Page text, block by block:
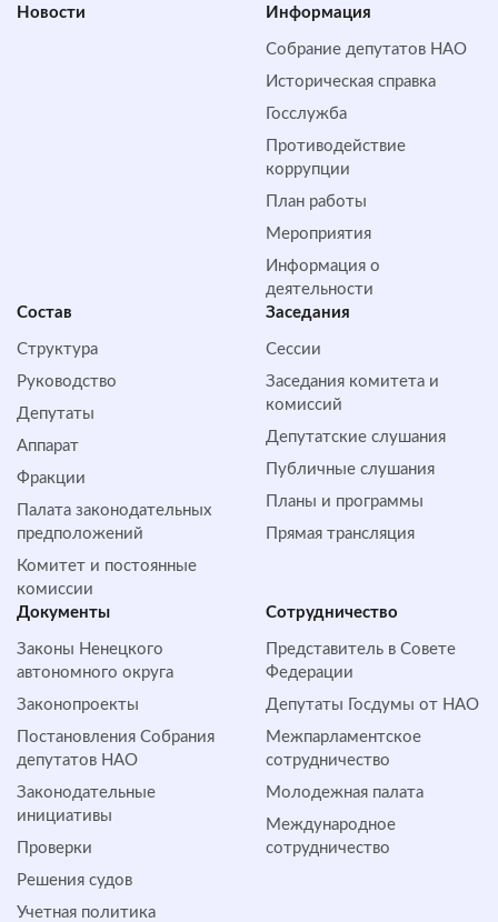
Новости Информация
Собрание депутатов НАО
Историческая справка
Госслужба
Противодействие
коррупции
План работы
Мероприятия
Информация о
деятельности
Состав
Структура
Руководство
Депутаты
Аппарат
Фракции
Палата законодательных
предположений
Комитет и постоянные
комиссии
Заседания
Сессии
Заседания комитета и
комиссий
Депутатские слушания
Публичные слушания
Планы и программы
Прямая трансляция
Документы
Законы Ненецкого
автономного округа
Законопроекты
Постановления Собрания
депутатов НАО
Законодательные
инициативы
Проверки
Решения судов
Учетная политика
Сотрудничество
Представитель в Совете
Федерации
Депутаты Госдумы от НАО
Межпарламентское
сотрудничество
Молодежная палата
Международное
сотрудничество